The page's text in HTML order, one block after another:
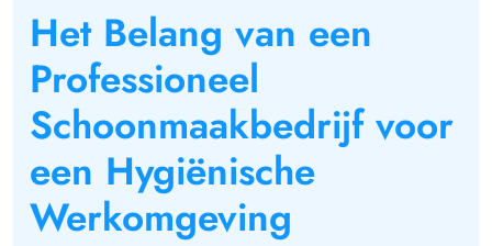
Het Belang van een
Professioneel
Schoonmaakbedrijf voor
een Hygiënische
Werkomgeving